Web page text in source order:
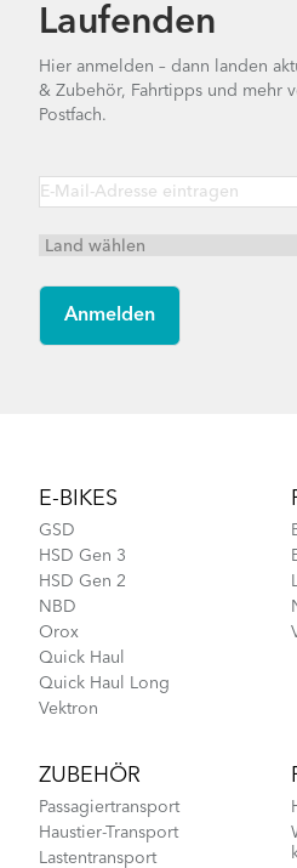
Laufenden
Hier anmelden – dann landen
& Zubehör, Fahrtipps und mehr
Postfach.
E-BIKES
GSD
HSD Gen 3
HSD Gen 2
NBD
Orox
Quick Haul
Quick Haul Long
Vektron
ZUBEHÖR
Passagiertransport
Haustier-Transport
Lastentransport